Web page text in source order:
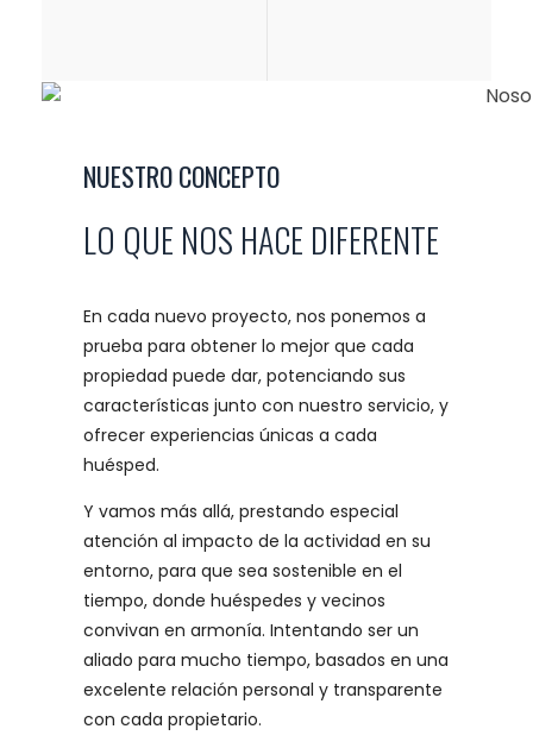
NUESTRO CONCEPTO
LO QUE NOS HACE DIFERENTE
En cada nuevo proyecto, nos ponemos a
prueba para obtener lo mejor que cada
propiedad puede dar, potenciando sus
características junto con nuestro servicio, y
ofrecer experiencias únicas a cada
huésped.
Y vamos más allá, prestando especial
atención al impacto de la actividad en su
entorno, para que sea sostenible en el
tiempo, donde huéspedes y vecinos
convivan en armonía. Intentando ser un
aliado para mucho tiempo, basados en una
excelente relación personal y transparente
con cada propietario.